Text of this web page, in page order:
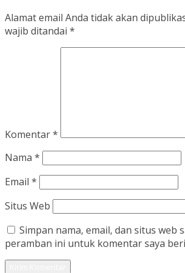
Alamat email Anda tidak akan
wajib ditandai *
Komentar*
Nama *
Email *
Situs Web
Simpan nama, email, dan situs web
peramban ini untuk komentar saya